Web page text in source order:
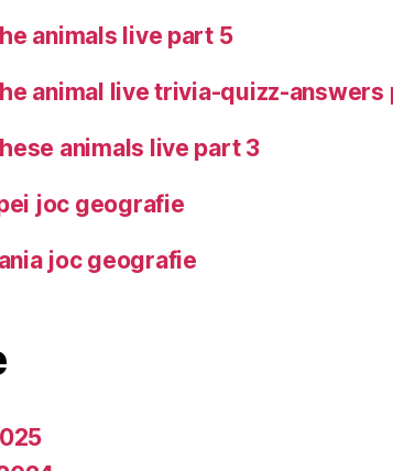
animals live part 5
animal live trivia-quizz-answers
animals live part 3
joc geografie
joc geografie